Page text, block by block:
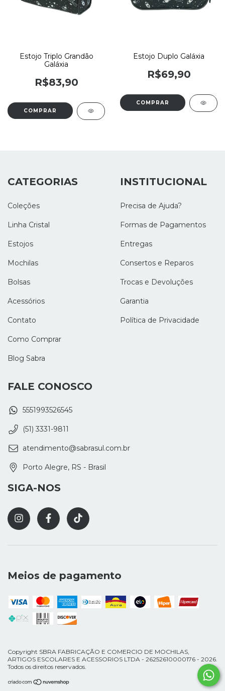
Estojo Triplo Grandão
Galáxia
R$83,90
Estojo Duplo Galáxia
R$69,90
CATEGORIAS
Coleções
Linha Cristal
Estojos
Mochilas
Bolsas
Acessórios
Contato
Como Comprar
Blog Sabra
INSTITUCIONAL
Precisa de Ajuda?
Formas de Pagamentos
Entregas
Consertos e Reparos
Trocas e Devoluções
Garantia
Política de Privacidade
FALE CONOSCO
5551993526545
(51) 3331-9811
atendimento@sabrasul.com.br
Porto Alegre, RS - Brasil
SIGA-NOS
Meios de pagamento
Copyright SBRA FABRICAÇÃO E COMERCIO DE MOCHILAS,
ARTIGOS ESCOLARES E ACESSORIOS LTDA - 26252610000176 - 2026.
Todos os direitos reservados.